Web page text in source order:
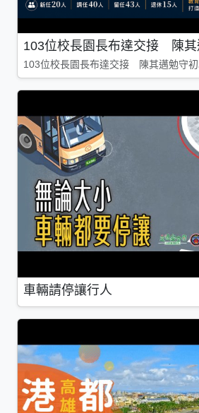
103位校長園長布達交接 陳其
103位校長園長布達交接 陳其邁勉守
車輛請停讓行人